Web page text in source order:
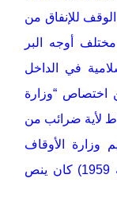
للإنفاق من
أوجه البر
في الداخل
اختصاص “وزارة
لأية ضرائب من
وزارة الأوقاف
ولائحة إجراءاتها (بالقانون رقم 272 لسنة 1959) كان ينص